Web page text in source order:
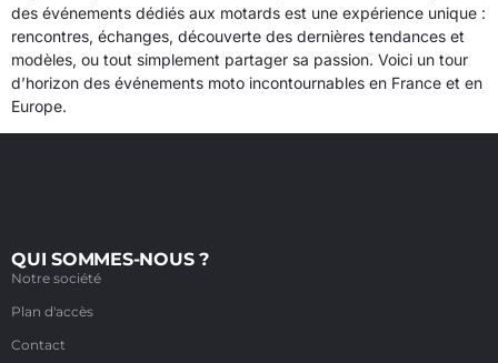
des événements dédiés aux motards est une expérience unique :
rencontres, échanges, découverte des dernières tendances et
modèles, ou tout simplement partager sa passion. Voici un tour
d’horizon des événements moto incontournables en France et en
Europe.
QUI SOMMES-NOUS ?
Notre société
Plan d'accès
Contact